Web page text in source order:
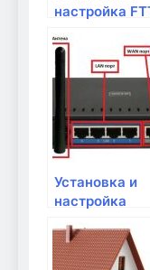
настройка
пошаговое
руководство
Установка и
настройка
пошаговое
руководство